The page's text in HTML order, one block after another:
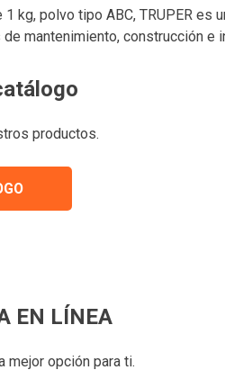
kg, polvo tipo ABC, TRUPER
mantenimiento, construcción
productos.
EN LÍNEA
mejor opción para ti.